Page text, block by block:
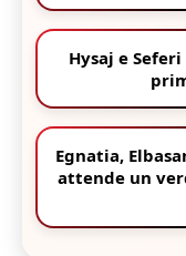
Hysaj e
Egnatia,
attende un